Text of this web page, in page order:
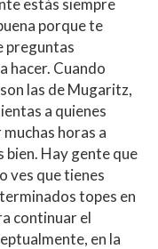
estás siempre
porque te
preguntas
hacer. Cuando
las de Mugaritz,
a quienes
horas a
bien. Hay gente que
ves que tienes
topes en
continuar el
en la